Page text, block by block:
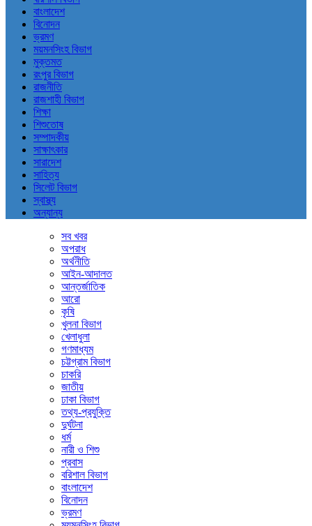
বাংলাদেশ
বিনোদন
ভ্রমণ
ময়মনসিংহ বিভাগ
মুক্তমত
রংপুর বিভাগ
রাজনীতি
রাজশাহী বিভাগ
শিক্ষা
শিশুতোষ
সম্পাদকীয়
সাক্ষাৎকার
সারাদেশ
সাহিত্য
সিলেট বিভাগ
স্বাস্থ্য
অন্যান্য
সব খবর
অপরাধ
অর্থনীতি
আইন-আদালত
আন্তর্জাতিক
আরো
কৃষি
খুলনা বিভাগ
খেলাধুলা
গণমাধ্যম
চট্টগ্রাম বিভাগ
চাকরি
জাতীয়
ঢাকা বিভাগ
তথ্য-প্রযুক্তি
দুর্ঘটনা
ধর্ম
নারী ও শিশু
প্রবাস
বরিশাল বিভাগ
বাংলাদেশ
বিনোদন
ভ্রমণ